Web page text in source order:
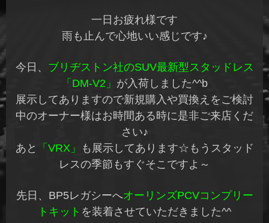
一日お疲れ様です
雨も止んで心地いい感じです♪
今日、 ブリヂストン社のSUV最新型スタッドレス
「DM-V2」 が入荷しました^^b
展示してありますので新規購入や買換えをご検討
中のオーナー様はお時間ある時に是非ご来店くだ
さい♪
あと
「VRX」
も展示してあります☆もうスタッド
レスの季節もすぐそこですよ～
先日、BP5レガシーへオーリンズPCVコンプリー
トキット を装着させていただきました^^